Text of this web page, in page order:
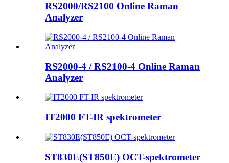
RS2000/RS2100 Online Raman
Analyzer
RS2000-4 / RS2100-4 Online Raman
Analyzer
IT2000 FT-IR spektrometer
ST830E(ST850E) OCT-spektrometer